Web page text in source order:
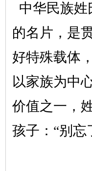
中华民族
的名片，是
好特殊载体
以家族为中
价值之一，
孩子： “别忘